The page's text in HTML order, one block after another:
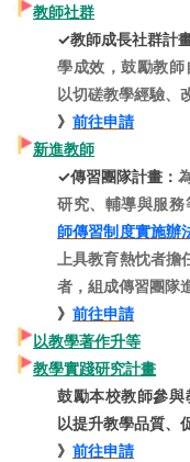
教師社群
✓教師成長社群計
學成效，鼓勵教師
以切磋教學經驗、
》 前往申請
新進教師
✓傳習團隊計畫 ：
研究、輔導與服務
師傳習制度實施辦
上具教育熱忱者
者，組成傳習團隊
》 前往申請
以教學著作升等
教學實踐研究計畫
鼓勵本校教師參與
以提升教學品質、
》 前往申請